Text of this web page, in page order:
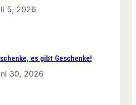
5, 2026
es gibt Geschenke!
30, 2026